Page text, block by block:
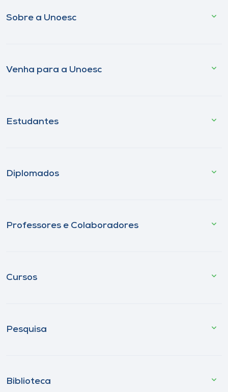
Sobre a Unoesc
Venha para a Unoesc
Estudantes
Diplomados
Professores e Colaboradores
Cursos
Pesquisa
Biblioteca